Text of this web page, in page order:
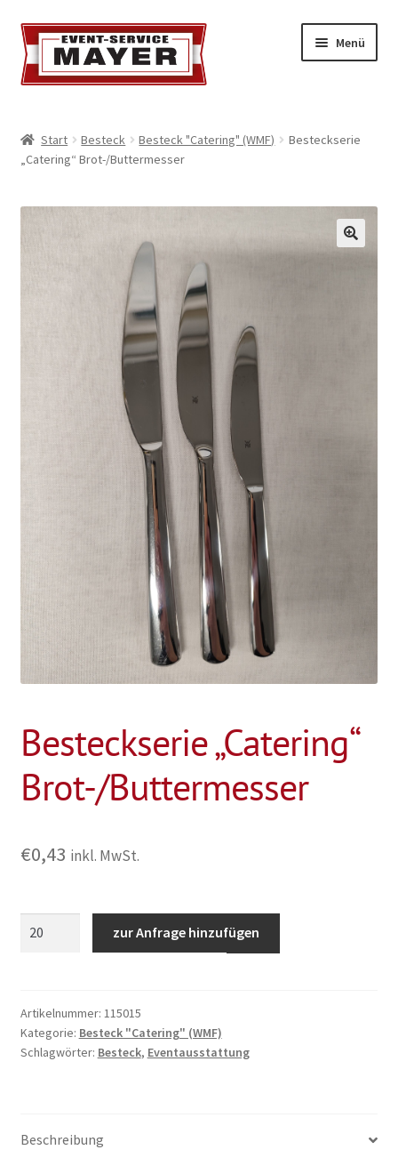
Menü
Event-Service
Standort & Öffnungszeiten
Kontakt & Feedback
Geschäftsbedingungen
Start Besteck Besteck "Catering" (WMF)
Besteckserie
„Catering“ Brot-/Buttermesser
Besteckserie „Catering“
Brot-/Buttermesser
€0,43 inkl. MwSt.
zur Anfrage hinzufügen
Artikelnummer: 115015
Kategorie: Besteck "Catering" (WMF)
Schlagwörter: Besteck, Eventausstattung
Beschreibung